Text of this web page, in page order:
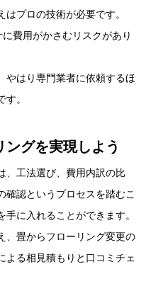
プロの技術が必要です。
費用がかさむリスクがあり
やはり専門業者に依頼するほ
。
グを実現しよう
、工法選び、費用内訳の比
確認というプロセスを踏むこ
に入れることができます。
、畳からフローリング変更の
よる相見積もりと口コミチェ